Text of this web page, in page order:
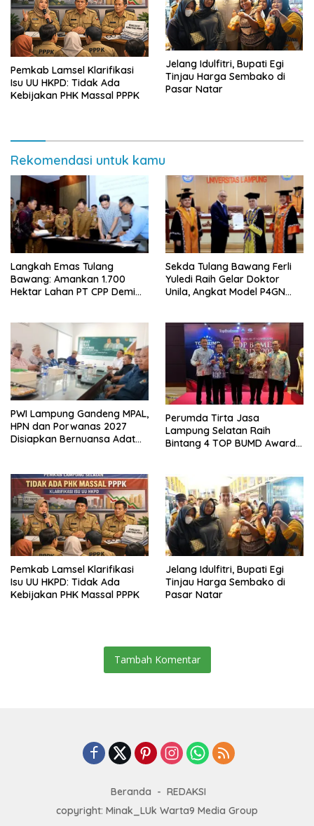
Pemkab Lamsel Klarifikasi
Isu UU HKPD: Tidak Ada
Kebijakan PHK Massal PPPK
Jelang Idulfitri, Bupati Egi
Tinjau Harga Sembako di
Pasar Natar
Rekomendasi untuk kamu
Langkah Emas Tulang
Bawang: Amankan 1.700
Hektar Lahan PT CPP Demi
Sekda Tulang Bawang Ferli
Yuledi Raih Gelar Doktor
Unila, Angkat Model P4GN
PWI Lampung Gandeng MPAL,
HPN dan Porwanas 2027
Disiapkan Bernuansa Adat
Perumda Tirta Jasa
Lampung Selatan Raih
Bintang 4 TOP BUMD Awards
Pemkab Lamsel Klarifikasi
Isu UU HKPD: Tidak Ada
Kebijakan PHK Massal PPPK
Jelang Idulfitri, Bupati Egi
Tinjau Harga Sembako di
Pasar Natar
Tambah Komentar
Beranda
REDAKSI
copyright: Minak_LUk Warta9 Media Group